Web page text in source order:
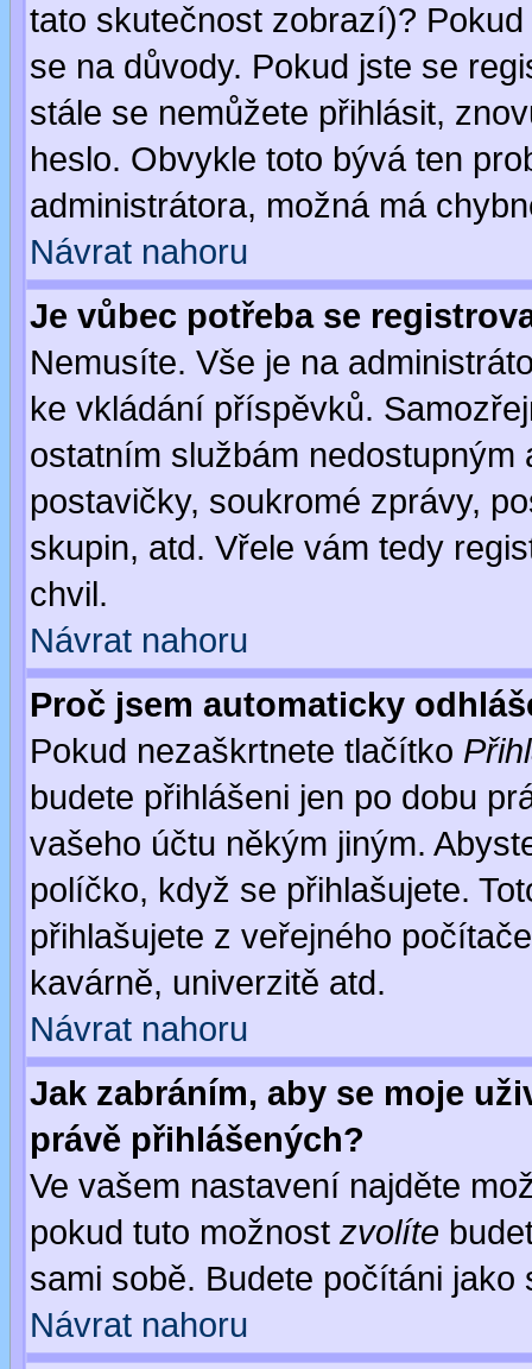
tato skutečnost zobrazí)?
se na důvody. Pokud jste se
stále se nemůžete přihlásit,
heslo. Obvykle toto bývá ten
administrátora, možná má
Návrat nahoru
Je vůbec potřeba se
Nemusíte. Vše je na
ke vkládání příspěvků.
ostatním službám
postavičky, soukromé zprávy,
skupin, atd. Vřele vám tedy
chvil.
Návrat nahoru
Proč jsem automaticky
Pokud nezaškrtnete tlačítko
budete přihlášeni jen po dobu
vašeho účtu někým jiným.
políčko, když se přihlašujete.
přihlašujete z veřejného
kavárně, univerzitě atd.
Návrat nahoru
Jak zabráním, aby se moje
právě přihlášených?
Ve vašem nastavení najděte
pokud tuto možnost zvolíte
sami sobě. Budete počítáni jako
Návrat nahoru